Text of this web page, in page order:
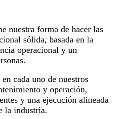
nuestra forma de hacer las
sólida, basada en la
operacional y un
cada uno de nuestros
y operación,
y una ejecución alineada
la industria.